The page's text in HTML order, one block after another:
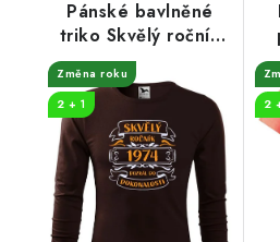
Pánské bavlněné
triko Skvělý ročník
1974
Změna roku
2 + 1
2